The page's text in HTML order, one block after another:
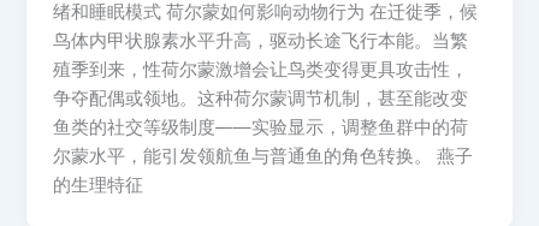
绪和睡眠模式 荷尔蒙如何影响动物行为 在迁徙季，候
鸟体内甲状腺素水平升高，驱动长途飞行本能。当繁
殖季到来，性荷尔蒙激增会让鸟类变得更具攻击性，
争夺配偶或领地。这种荷尔蒙调节机制，甚至能改变
鱼类的社交等级制度——实验显示，调整鱼群中的荷
尔蒙水平，能引发领航鱼与普通鱼的角色转换。 燕子
的生理特征